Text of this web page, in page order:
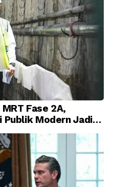
Fase 2A,
Publik Modern Jadi